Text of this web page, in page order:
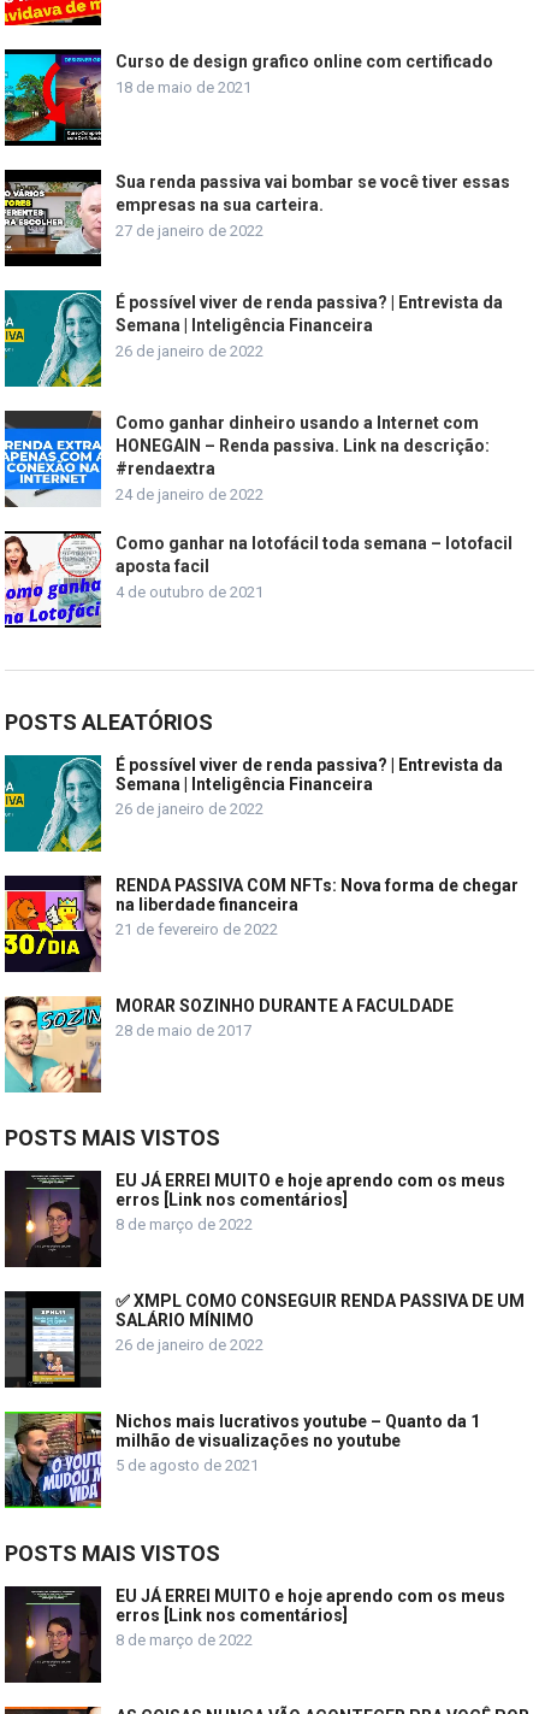
Curso de design grafico online com certificado
18 de maio de 2021
Sua renda passiva vai bombar se você tiver essas
empresas na sua carteira.
27 de janeiro de 2022
É possível viver de renda passiva? | Entrevista da
Semana | Inteligência Financeira
26 de janeiro de 2022
Como ganhar dinheiro usando a Internet com
HONEGAIN – Renda passiva. Link na descrição:
#rendaextra
24 de janeiro de 2022
Como ganhar na lotofácil toda semana – lotofacil
aposta facil
4 de outubro de 2021
POSTS ALEATÓRIOS
É possível viver de renda passiva? | Entrevista da
Semana | Inteligência Financeira
26 de janeiro de 2022
RENDA PASSIVA COM NFTs: Nova forma de chegar
na liberdade financeira
21 de fevereiro de 2022
MORAR SOZINHO DURANTE A FACULDADE
28 de maio de 2017
POSTS MAIS VISTOS
EU JÁ ERREI MUITO e hoje aprendo com os meus
erros [Link nos comentários]
8 de março de 2022
✅ XMPL COMO CONSEGUIR RENDA PASSIVA DE UM
SALÁRIO MÍNIMO
26 de janeiro de 2022
Nichos mais lucrativos youtube – Quanto da 1
milhão de visualizações no youtube
5 de agosto de 2021
POSTS MAIS VISTOS
EU JÁ ERREI MUITO e hoje aprendo com os meus
erros [Link nos comentários]
8 de março de 2022